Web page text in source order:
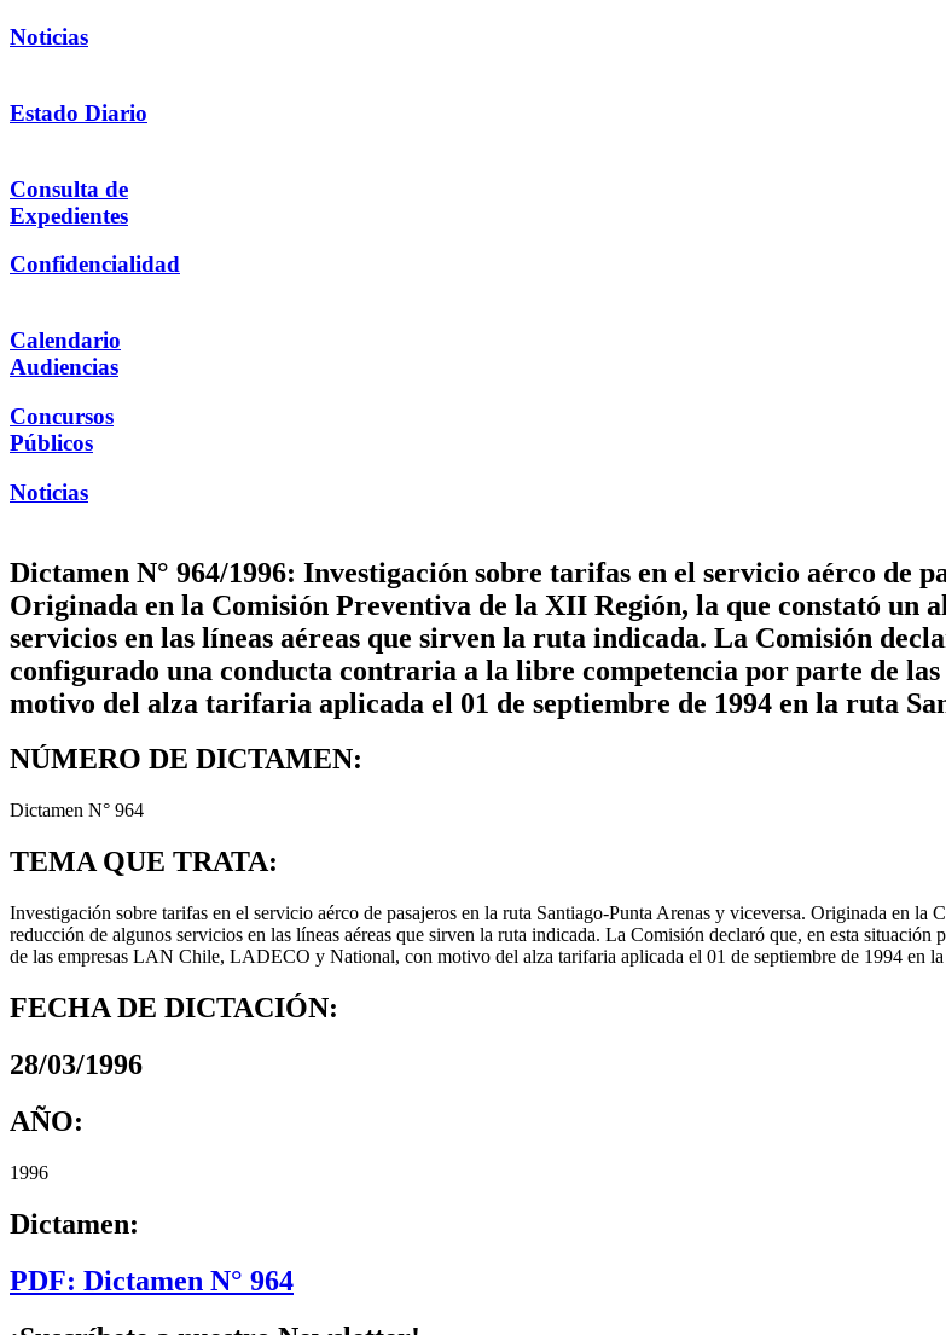
Noticias
Estado Diario
Consulta de
Expedientes
Confidencialidad
Calendario
Audiencias
Concursos
Públicos
Noticias
Dictamen N° 964/1996: Investigación sobre tarifas en el servicio aérco de
Originada en la Comisión Preventiva de la XII Región, la que constató un
servicios en las líneas aéreas que sirven la ruta indicada. La Comisión
configurado una conducta contraria a la libre competencia por parte de
motivo del alza tarifaria aplicada el 01 de septiembre de 1994 en la ruta
NÚMERO DE DICTAMEN:
Dictamen N° 964
TEMA QUE TRATA:
Investigación sobre tarifas en el servicio aérco de pasajeros en la ruta Santiago-Punta Arenas y viceversa. Originada en
reducción de algunos servicios en las líneas aéreas que sirven la ruta indicada. La Comisión declaró que, en esta
de las empresas LAN Chile, LADECO y National, con motivo del alza tarifaria aplicada el 01 de septiembre de 1994 en
FECHA DE DICTACIÓN:
28/03/1996
AÑO:
1996
Dictamen:
PDF: Dictamen N° 964